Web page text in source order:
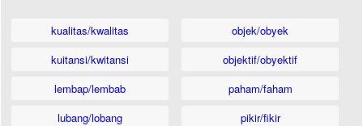
kualitas/kwalitas
kuitansi/kwitansi
lembap/lembab
lubang/lobang
objek/obyek
objektif/obyektif
paham/faham
pikir/fikir